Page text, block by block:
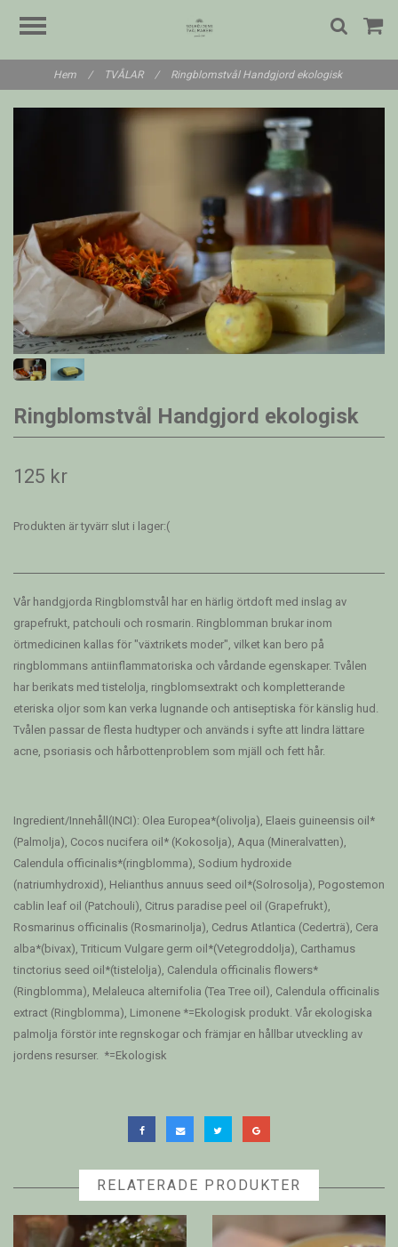
Hem / TVÅLAR / Ringblomstvål Handgjord ekologisk
Ringblomstvål Handgjord ekologisk
125 kr
Produkten är tyvärr slut i lager:(
Vår handgjorda Ringblomstvål har en härlig örtdoft med inslag av
grapefrukt, patchouli och rosmarin. Ringblomman brukar inom
örtmedicinen kallas för "växtrikets moder", vilket kan bero på
ringblommans antiinflammatoriska och vårdande egenskaper. Tvålen
har berikats med tistelolja, ringblomsextrakt och kompletterande
eteriska oljor som kan verka lugnande och antiseptiska för känslig hud.
Tvålen passar de flesta hudtyper och används i syfte att lindra lättare
acne, psoriasis och hårbottenproblem som mjäll och fett hår.
Ingredient/Innehåll(INCI): Olea Europea*(olivolja), Elaeis guineensis oil*
(Palmolja), Cocos nucifera oil* (Kokosolja), Aqua (Mineralvatten),
Calendula officinalis*(ringblomma), Sodium hydroxide
(natriumhydroxid), Helianthus annuus seed oil*(Solrosolja), Pogostemon
cablin leaf oil (Patchouli), Citrus paradise peel oil (Grapefrukt),
Rosmarinus officinalis (Rosmarinolja), Cedrus Atlantica (Cederträ), Cera
alba*(bivax), Triticum Vulgare germ oil*(Vetegroddolja), Carthamus
tinctorius seed oil*(tistelolja), Calendula officinalis flowers*
(Ringblomma), Melaleuca alternifolia (Tea Tree oil), Calendula officinalis
extract (Ringblomma), Limonene *=Ekologisk produkt. Vår ekologiska
palmolja förstör inte regnskogar och främjar en hållbar utveckling av
jordens resurser. *=Ekologisk
RELATERADE PRODUKTER